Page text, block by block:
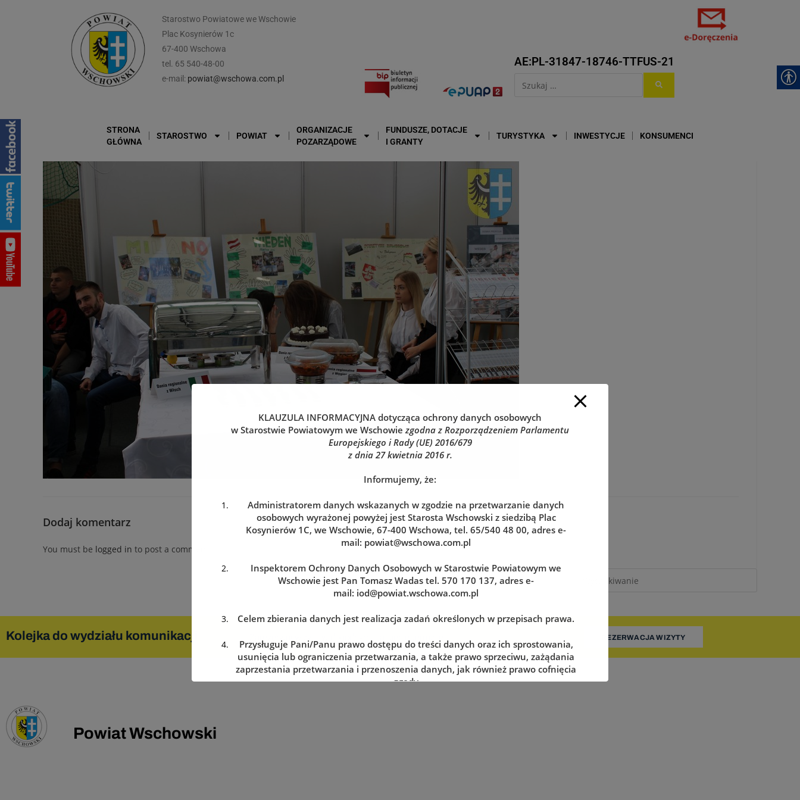
Starostwo Powiatowe we Wschowie
Plac Kosynierów 1c
67-400 Wschowa
tel. 65 540-48-00
e-mail: powiat@wschowa.com.pl
AE:PL-31847-18746-TTFUS-21
STRONA
GŁÓWNA
STAROSTWO POWIAT
ORGANIZACJE
POZARZĄDOWE
FUNDUSZE, DOTACJE
I GRANTY
TURYSTYKA INWESTYCJE KONSUMENCI
Dodaj komentarz
You must be logged in to post a comment.
Kolejka do wydziału komunikacji REZERWACJA WIZYTY
Powiat Wschowski
KLAUZULA INFORMACYJNA dotycząca ochrony danych osobowych
w Starostwie Powiatowym we Wschowie zgodna z Rozporządzeniem Parlamentu
Europejskiego i Rady (UE) 2016/679
z dnia 27 kwietnia 2016 r.
Informujemy, że:
Administratorem danych wskazanych w zgodzie na przetwarzanie danych
osobowych wyrażonej powyżej jest Starosta Wschowski z siedzibą Plac
Kosynierów 1C, we Wschowie, 67-400 Wschowa, tel. 65/540 48 00, adres e-
mail: powiat@wschowa.com.pl
Inspektorem Ochrony Danych Osobowych w Starostwie Powiatowym we
Wschowie jest Pan Tomasz Wadas tel. 570 170 137, adres e-
mail: iod@powiat.wschowa.com.pl
Celem zbierania danych jest realizacja zadań określonych w przepisach prawa.
Przysługuje Pani/Panu prawo dostępu do treści danych oraz ich sprostowania,
usunięcia lub ograniczenia przetwarzania, a także prawo sprzeciwu, zażądania
zaprzestania przetwarzania i przenoszenia danych, jak również prawo cofnięcia
zgody